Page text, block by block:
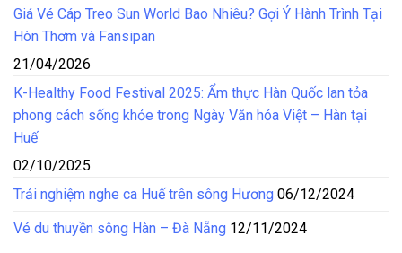
Giá Vé Cáp Treo Sun World Bao Nhiêu? Gợi Ý Hành Trình Tại
Hòn Thơm và Fansipan
21/04/2026
K-Healthy Food Festival 2025: Ẩm thực Hàn Quốc lan tỏa
phong cách sống khỏe trong Ngày Văn hóa Việt – Hàn tại
Huế
02/10/2025
Trải nghiệm nghe ca Huế trên sông Hương 06/12/2024
Vé du thuyền sông Hàn – Đà Nẵng 12/11/2024